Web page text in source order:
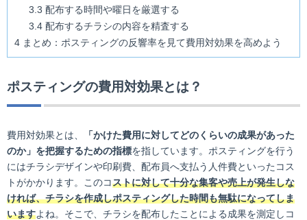
3.3 配布する時間や曜日を厳選する
3.4 配布するチラシの内容を精査する
4 まとめ：ポスティングの反響率を見て費用対効果を高めよう
ポスティングの費用対効果とは？
費用対効果とは、
「かけた費用に対してどのくらいの成果があった
のか」を把握するための指標を指しています。ポスティングを行う
にはチラシデザインや印刷費、配布員へ支払う人件費といったコス
トがかかります。このコストに対して十分な集客や売上が発生しな
ければ、チラシを作成しポスティングした時間も無駄になってしま
いますよね。そこで、チラシを配布したことによる成果を測定しコ